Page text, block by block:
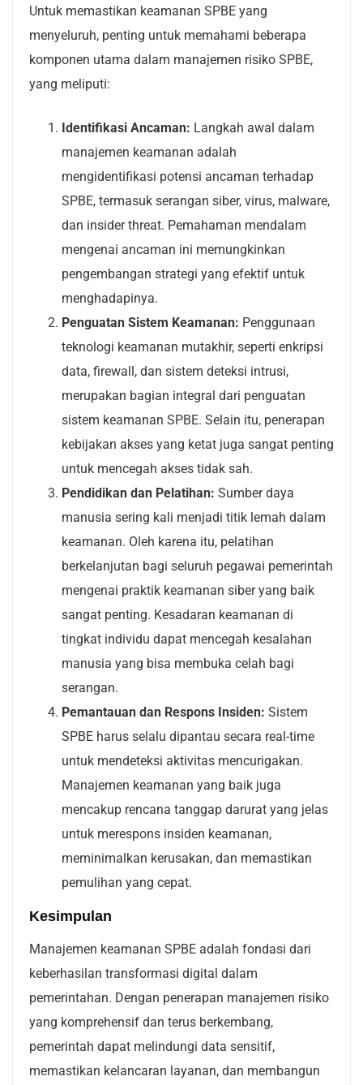
Untuk memastikan keamanan SPBE yang
menyeluruh, penting untuk memahami beberapa
komponen utama dalam manajemen risiko SPBE,
yang meliputi:
Identifikasi Ancaman: Langkah awal dalam
manajemen keamanan adalah
mengidentifikasi potensi ancaman terhadap
SPBE, termasuk serangan siber, virus, malware,
dan insider threat. Pemahaman mendalam
mengenai ancaman ini memungkinkan
pengembangan strategi yang efektif untuk
menghadapinya.
Penguatan Sistem Keamanan: Penggunaan
teknologi keamanan mutakhir, seperti enkripsi
data, firewall, dan sistem deteksi intrusi,
merupakan bagian integral dari penguatan
sistem keamanan SPBE. Selain itu, penerapan
kebijakan akses yang ketat juga sangat penting
untuk mencegah akses tidak sah.
Pendidikan dan Pelatihan: Sumber daya
manusia sering kali menjadi titik lemah dalam
keamanan. Oleh karena itu, pelatihan
berkelanjutan bagi seluruh pegawai pemerintah
mengenai praktik keamanan siber yang baik
sangat penting. Kesadaran keamanan di
tingkat individu dapat mencegah kesalahan
manusia yang bisa membuka celah bagi
serangan.
Pemantauan dan Respons Insiden: Sistem
SPBE harus selalu dipantau secara real-time
untuk mendeteksi aktivitas mencurigakan.
Manajemen keamanan yang baik juga
mencakup rencana tanggap darurat yang jelas
untuk merespons insiden keamanan,
meminimalkan kerusakan, dan memastikan
pemulihan yang cepat.
Kesimpulan
Manajemen keamanan SPBE adalah fondasi dari
keberhasilan transformasi digital dalam
pemerintahan. Dengan penerapan manajemen risiko
yang komprehensif dan terus berkembang,
pemerintah dapat melindungi data sensitif,
memastikan kelancaran layanan, dan membangun